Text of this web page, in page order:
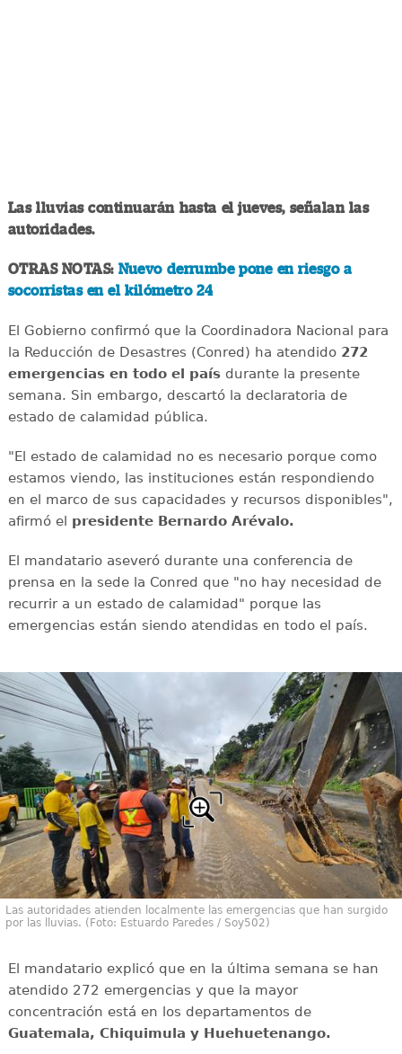
Las lluvias continuarán hasta el jueves, señalan las
autoridades.
OTRAS NOTAS: Nuevo derrumbe pone en riesgo a
socorristas en el kilómetro 24
El Gobierno confirmó que la Coordinadora Nacional para
la Reducción de Desastres (Conred) ha atendido 272
emergencias en todo el paísdurante la presente
semana. Sin embargo, descartó la declaratoria de
estado de calamidad pública.
"El estado de calamidad no es necesario porque como
estamos viendo, las instituciones están respondiendo
en el marco de sus capacidades y recursos disponibles",
afirmó el presidente Bernardo Arévalo.
El mandatario aseveró durante una conferencia de
prensa en la sede la Conred que "no hay necesidad de
recurrir a un estado de calamidad" porque las
emergencias están siendo atendidas en todo el país.
Las autoridades atienden localmente las emergencias que han surgido
por las lluvias. (Foto: Estuardo Paredes / Soy502)
El mandatario explicó que en la última semana se han
atendido 272 emergencias y que la mayor
concentración está en los departamentos de
Guatemala, Chiquimula y Huehuetenango.